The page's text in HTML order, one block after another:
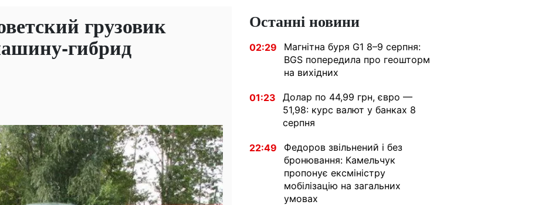
грузовик
гибрид
Останні новини
02:29
Магнітна буря G1 8–9 серпня:
BGS попередила про геошторм
на вихідних
01:23
Долар по 44,99 грн, євро —
51,98: курс валют у банках 8
серпня
22:49
Федоров звільнений і без
бронювання: Камельчук
пропонує ексміністру
мобілізацію на загальних
умовах